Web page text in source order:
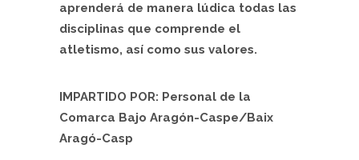
aprenderá de manera lúdica todas las
disciplinas que comprende el
atletismo, así como sus valores.
IMPARTIDO POR: Personal de la
Comarca Bajo Aragón-Caspe/Baix
Aragó-Casp